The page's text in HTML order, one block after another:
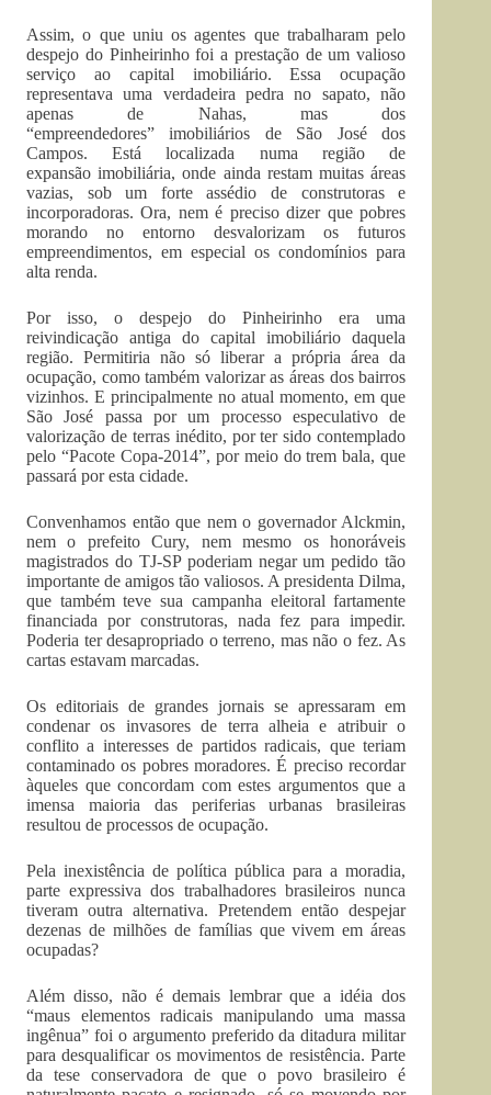
Assim, o que uniu os agentes que trabalharam pelo
despejo do Pinheirinho foi a prestação de um valioso
serviço ao capital imobiliário. Essa ocupação
representava uma verdadeira pedra no sapato, não
apenas de Nahas, mas dos
“empreendedores” imobiliários de São José dos
Campos. Está localizada numa região de
expansão imobiliária, onde ainda restam muitas áreas
vazias, sob um forte assédio de construtoras e
incorporadoras. Ora, nem é preciso dizer que pobres
morando no entorno desvalorizam os futuros
empreendimentos, em especial os condomínios para
alta renda.
Por isso, o despejo do Pinheirinho era uma
reivindicação antiga do capital imobiliário daquela
região. Permitiria não só liberar a própria área da
ocupação, como também valorizar as áreas dos bairros
vizinhos. E principalmente no atual momento, em que
São José passa por um processo especulativo de
valorização de terras inédito, por ter sido contemplado
pelo “Pacote Copa-2014”, por meio do trem bala, que
passará por esta cidade.
Convenhamos então que nem o governador Alckmin,
nem o prefeito Cury, nem mesmo os honoráveis
magistrados do TJ-SP poderiam negar um pedido tão
importante de amigos tão valiosos. A presidenta Dilma,
que também teve sua campanha eleitoral fartamente
financiada por construtoras, nada fez para impedir.
Poderia ter desapropriado o terreno, mas não o fez. As
cartas estavam marcadas.
Os editoriais de grandes jornais se apressaram em
condenar os invasores de terra alheia e atribuir o
conflito a interesses de partidos radicais, que teriam
contaminado os pobres moradores. É preciso recordar
àqueles que concordam com estes argumentos que a
imensa maioria das periferias urbanas brasileiras
resultou de processos de ocupação.
Pela inexistência de política pública para a moradia,
parte expressiva dos trabalhadores brasileiros nunca
tiveram outra alternativa. Pretendem então despejar
dezenas de milhões de famílias que vivem em áreas
ocupadas?
Além disso, não é demais lembrar que a idéia dos
“maus elementos radicais manipulando uma massa
ingênua” foi o argumento preferido da ditadura militar
para desqualificar os movimentos de resistência. Parte
da tese conservadora de que o povo brasileiro é